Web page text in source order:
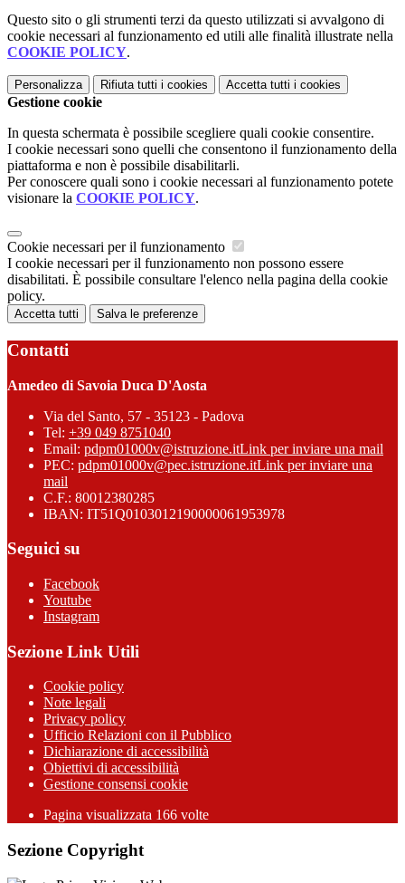
Questo sito o gli strumenti terzi da questo utilizzati si avvalgono di
cookie necessari al funzionamento ed utili alle finalità illustrate nella
COOKIE POLICY.
Personalizza Rifiuta tutti i cookies Accetta tutti i cookies
Gestione cookie
In questa schermata è possibile scegliere quali cookie consentire.
I cookie necessari sono quelli che consentono il funzionamento della
piattaforma e non è possibile disabilitarli.
Per conoscere quali sono i cookie necessari al funzionamento potete
visionare la COOKIE POLICY.
Cookie necessari per il funzionamento
I cookie necessari per il funzionamento non possono essere
disabilitati. È possibile consultare l'elenco nella pagina della cookie
policy.
Accetta tutti Salva le preferenze
Contatti
Amedeo di Savoia Duca D'Aosta
Via del Santo, 57 - 35123 - Padova
Tel: +39 049 8751040
Email: pdpm01000v@istruzione.itLink per inviare una mail
PEC: pdpm01000v@pec.istruzione.itLink per inviare una
mail
C.F.: 80012380285
IBAN: IT51Q0103012190000061953978
Seguici su
Facebook
Youtube
Instagram
Sezione Link Utili
Cookie policy
Note legali
Privacy policy
Ufficio Relazioni con il Pubblico
Dichiarazione di accessibilità
Obiettivi di accessibilità
Gestione consensi cookie
Pagina visualizzata 166 volte
Sezione Copyright